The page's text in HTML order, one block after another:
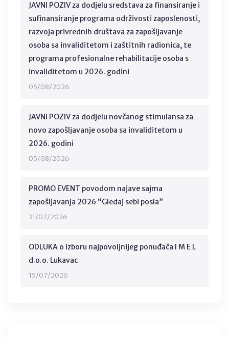
JAVNI POZIV za dodjelu sredstava za finansiranje i
sufinansiranje programa održivosti zaposlenosti,
razvoja privrednih društava za zapošljavanje
osoba sa invaliditetom i zaštitnih radionica, te
programa profesionalne rehabilitacije osoba s
invaliditetom u 2026. godini
05/08/2026
JAVNI POZIV za dodjelu novčanog stimulansa za
novo zapošljavanje osoba sa invaliditetom u
2026. godini
05/08/2026
PROMO EVENT povodom najave sajma
zapošljavanja 2026 “Gledaj sebi posla”
31/07/2026
ODLUKA o izboru najpovoljnijeg ponuđača I M E L
d.o.o. Lukavac
15/07/2026